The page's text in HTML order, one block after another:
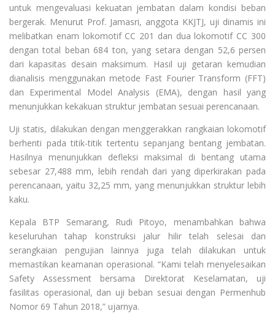
untuk mengevaluasi kekuatan jembatan dalam kondisi beban
bergerak. Menurut Prof. Jamasri, anggota KKJTJ, uji dinamis ini
melibatkan enam lokomotif CC 201 dan dua lokomotif CC 300
dengan total beban 684 ton, yang setara dengan 52,6 persen
dari kapasitas desain maksimum. Hasil uji getaran kemudian
dianalisis menggunakan metode Fast Fourier Transform (FFT)
dan Experimental Model Analysis (EMA), dengan hasil yang
menunjukkan kekakuan struktur jembatan sesuai perencanaan.
Uji statis, dilakukan dengan menggerakkan rangkaian lokomotif
berhenti pada titik-titik tertentu sepanjang bentang jembatan.
Hasilnya menunjukkan defleksi maksimal di bentang utama
sebesar 27,488 mm, lebih rendah dari yang diperkirakan pada
perencanaan, yaitu 32,25 mm, yang menunjukkan struktur lebih
kaku.
Kepala BTP Semarang, Rudi Pitoyo, menambahkan bahwa
keseluruhan tahap konstruksi jalur hilir telah selesai dan
serangkaian pengujian lainnya juga telah dilakukan untuk
memastikan keamanan operasional. “Kami telah menyelesaikan
Safety Assessment bersama Direktorat Keselamatan, uji
fasilitas operasional, dan uji beban sesuai dengan Permenhub
Nomor 69 Tahun 2018,” ujarnya.